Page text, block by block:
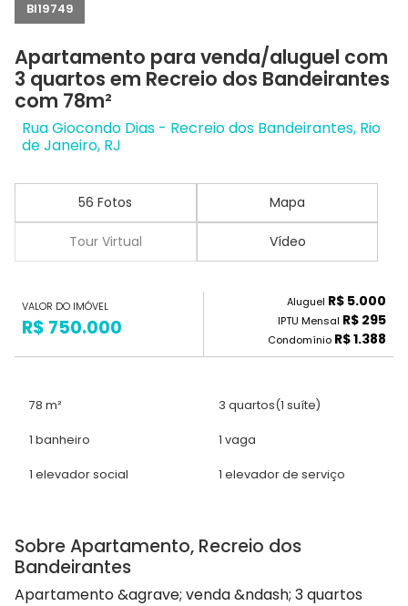
BI19749
Apartamento para venda/aluguel com
3 quartos em Recreio dos Bandeirantes
com 78m²
Rua Giocondo Dias - Recreio dos Bandeirantes, Rio
de Janeiro, RJ
56 Fotos Mapa
Tour Virtual Vídeo
VALOR DO IMÓVEL
R$ 750.000
Aluguel R$ 5.000
IPTU Mensal R$ 295
Condomínio R$ 1.388
78 m² 3 quartos(1 suíte)
1 banheiro 1 vaga
1 elevador social 1 elevador de serviço
Sobre Apartamento, Recreio dos
Bandeirantes
Apartamento &agrave; venda &ndash; 3 quartos